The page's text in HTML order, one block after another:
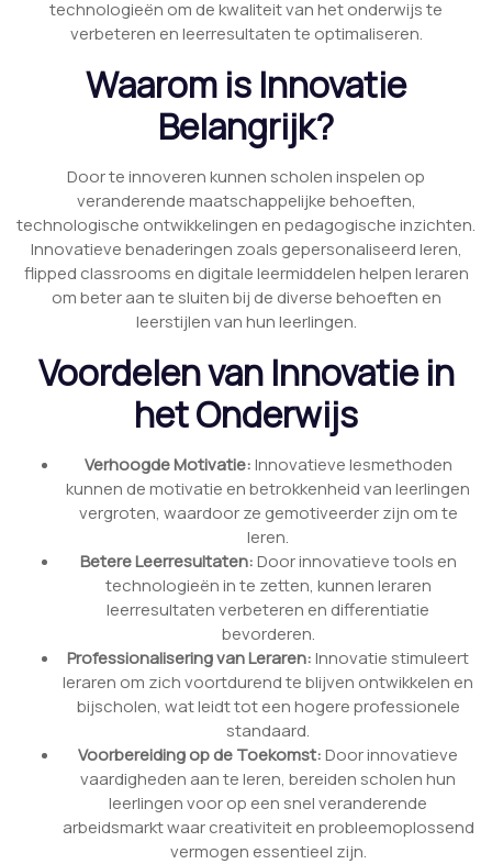
technologieën om de kwaliteit van het onderwijs te
verbeteren en leerresultaten te optimaliseren.
Waarom is Innovatie
Belangrijk?
Door te innoveren kunnen scholen inspelen op
veranderende maatschappelijke behoeften,
technologische ontwikkelingen en pedagogische inzichten.
Innovatieve benaderingen zoals gepersonaliseerd leren,
flipped classrooms en digitale leermiddelen helpen leraren
om beter aan te sluiten bij de diverse behoeften en
leerstijlen van hun leerlingen.
Voordelen van Innovatie in
het Onderwijs
Verhoogde Motivatie:Innovatieve lesmethoden
kunnen de motivatie en betrokkenheid van leerlingen
vergroten, waardoor ze gemotiveerder zijn om te
leren.
Betere Leerresultaten:Door innovatieve tools en
technologieën in te zetten, kunnen leraren
leerresultaten verbeteren en differentiatie
bevorderen.
Professionalisering van Leraren:Innovatie stimuleert
leraren om zich voortdurend te blijven ontwikkelen en
bijscholen, wat leidt tot een hogere professionele
standaard.
Voorbereiding op de Toekomst:Door innovatieve
vaardigheden aan te leren, bereiden scholen hun
leerlingen voor op een snel veranderende
arbeidsmarkt waar creativiteit en probleemoplossend
vermogen essentieel zijn.